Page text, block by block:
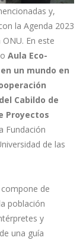
y,
la Agenda 2023
En este
Aula Eco-
un mundo en
Cabildo de
Proyectos
Fundación
de las
compone de
población
y
una guía